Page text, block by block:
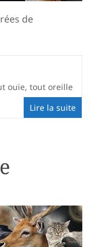
de
ouïe, tout oreille
Lire la suite